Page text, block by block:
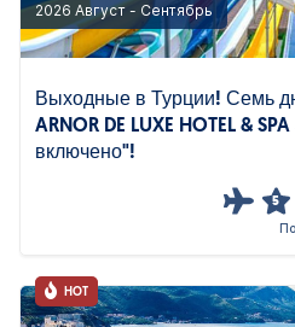
2026 Август - Сентябрь
Выходные в Турции! Семь
ARNOR DE LUXE HOTEL &
включено"!
5
HOT